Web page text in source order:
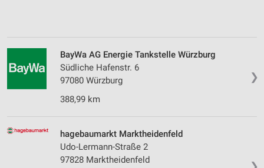
❯
BayWa AG Energie Tankstelle Würzburg
Südliche Hafenstr. 6
97080 Würzburg
388,99 km
hagebaumarkt Marktheidenfeld
Udo-Lermann-Straße 2
97828 Marktheidenfeld